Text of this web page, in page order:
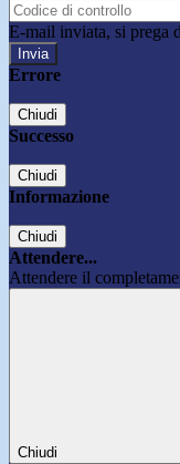
E-mail inviata, si prega
Errore
Chiudi
Successo
Chiudi
Informazione
Chiudi
Attendere...
Attendere il
Chiudi